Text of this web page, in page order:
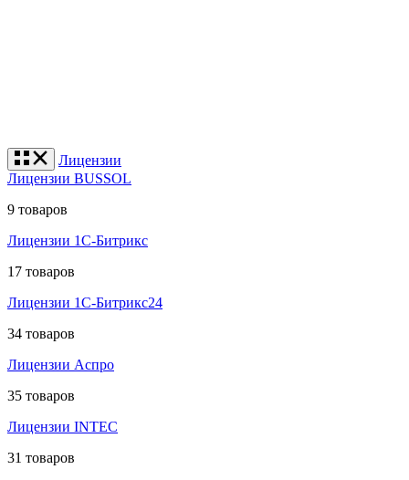
Лицензии
Лицензии BUSSOL
9 товаров
Лицензии 1С-Битрикс
17 товаров
Лицензии 1С-Битрикс24
34 товаров
Лицензии Аспро
35 товаров
Лицензии INTEC
31 товаров